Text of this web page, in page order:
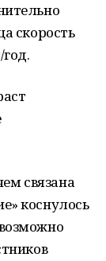
скорость
связана
коснулось